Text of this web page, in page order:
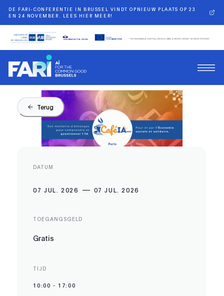
DE FARI-CONFERENTIE IN BRUSSEL VINDT OPNIEUW PLAATS OP 23
EN 24 NOVEMBER. LEES HIER MEER!
Terug
DATUM
07 JUL. 2026 07 JUL. 2026
TOEGANGSGELD
Gratis
TIJD
10:00 - 17:00